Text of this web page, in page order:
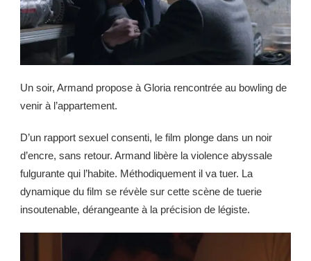
Un soir, Armand propose à Gloria rencontrée au bowling de
venir à l’appartement.
D’un rapport sexuel consenti, le film plonge dans un noir
d’encre, sans retour. Armand libère la violence abyssale
fulgurante qui l’habite. Méthodiquement il va tuer. La
dynamique du film se révèle sur cette scène de tuerie
insoutenable, dérangeante à la précision de légiste.